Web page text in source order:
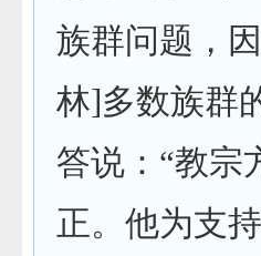
族群问题，
林]多数族群
答说：“教宗
正。他为支